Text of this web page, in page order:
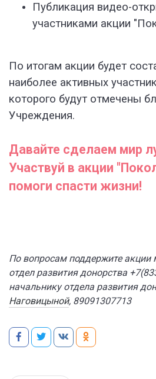
Публикация видео-
участниками акции
По итогам акции будет
наиболее активных
которого будут отмечены
Учреждения.
Давайте сделаем мир
Участвуй в акции
помоги спасти жизни!
По вопросам поддержите акции
отдел развития донорства
начальнику отдела развития
Наговицыной, 89091307713